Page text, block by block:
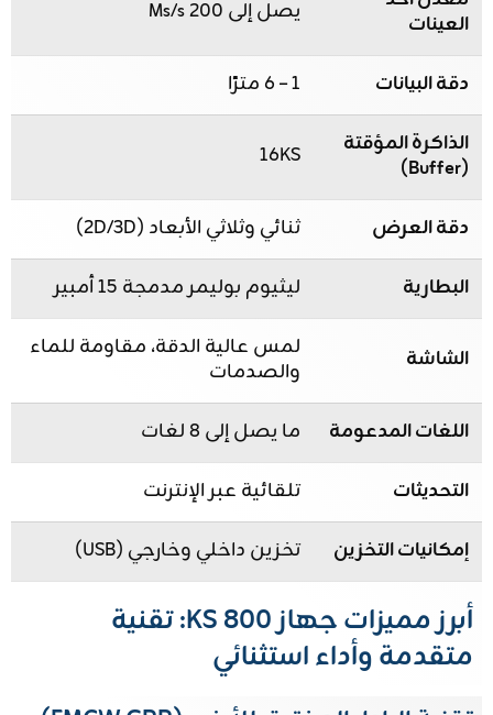
العينات
يصل إلى 200 Ms/s
دقة البيانات
1 – 6 مترًا
الذاكرة المؤقتة
(Buffer)
16KS
دقة العرض
ثنائي وثلاثي الأبعاد (2D/3D)
البطارية
ليثيوم بوليمر مدمجة 15 أمبير
الشاشة
لمس عالية الدقة، مقاومة للماء
والصدمات
اللغات المدعومة
ما يصل إلى 8 لغات
التحديثات
تلقائية عبر الإنترنت
إمكانيات التخزين
تخزين داخلي وخارجي (USB)
أبرز مميزات جهاز KS 800: تقنية
متقدمة وأداء استثنائي